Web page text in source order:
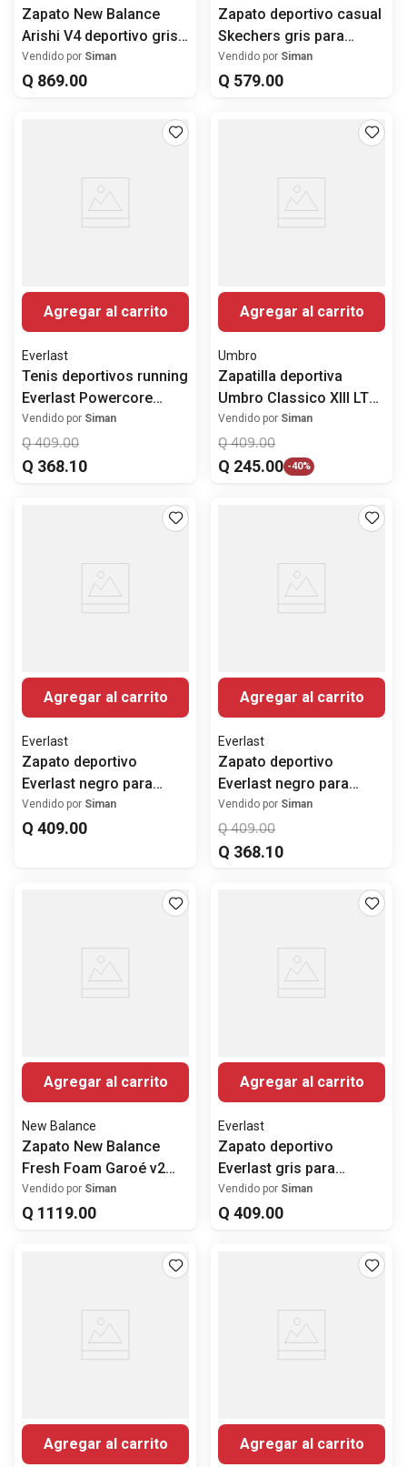
Zapato New Balance
Arishi V4 deportivo gris
para hombre
Vendido por Siman
Q 869.00
Zapato deportivo casual
Skechers gris para
hombre
Vendido por Siman
Q 579.00
Agregar al carrito
Everlast
Tenis deportivos running
Everlast Powercore
blanco para hombre
Vendido por Siman
Q 409.00
Q 368.10
Agregar al carrito
Umbro
Zapatilla deportiva
Umbro Classico XIII LT
TF negro para hombre
Vendido por Siman
Q 409.00
Q 245.00 -40%
Agregar al carrito
Everlast
Zapato deportivo
Everlast negro para
hombre
Vendido por Siman
Q 409.00
Agregar al carrito
Everlast
Zapato deportivo
Everlast negro para
hombre
Vendido por Siman
Q 409.00
Q 368.10
Agregar al carrito
New Balance
Zapato New Balance
Fresh Foam Garoé v2
deportivo azul para
hombre
Vendido por Siman
Q 1119.00
Agregar al carrito
Everlast
Zapato deportivo
Everlast gris para
hombre
Vendido por Siman
Q 409.00
Agregar al carrito Agregar al carrito